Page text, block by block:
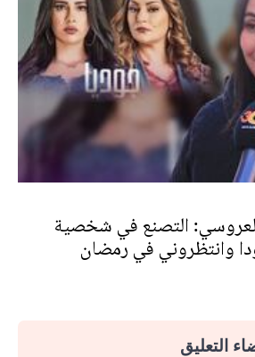
العروسي: التصنع في شخصية
وانتظروني في رمضان
التعليق